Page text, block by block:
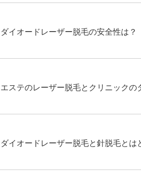
ダイオードレーザー脱毛の安全性は？
エステのレーザー脱毛とクリニックの
ダイオードレーザー脱毛と針脱毛とは